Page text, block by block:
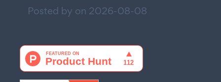
Posted by on 2026-08-08